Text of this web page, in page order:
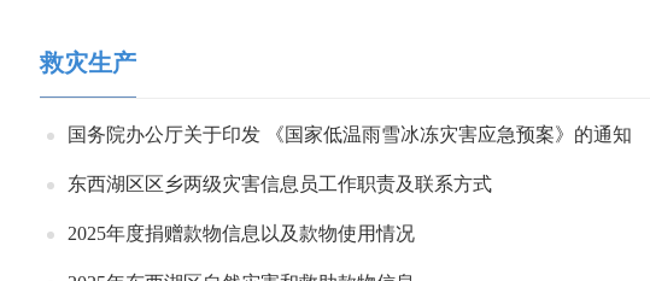
救灾生产
国务院办公厅关于印发 《国家低温雨雪冰冻灾害应急预案》的通知
东西湖区区乡两级灾害信息员工作职责及联系方式
2025年度捐赠款物信息以及款物使用情况